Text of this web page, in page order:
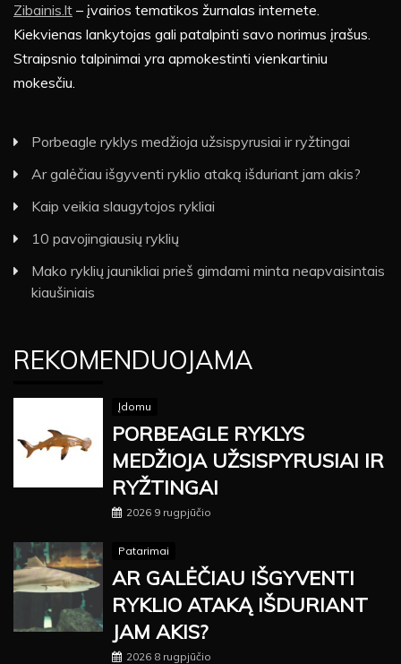
Zibainis.lt – įvairios tematikos žurnalas internete.
Kiekvienas lankytojas gali patalpinti savo norimus įrašus.
Straipsnio talpinimai yra apmokestinti vienkartiniu
mokesčiu.
Porbeagle ryklys medžioja užsispyrusiai ir ryžtingai
Ar galėčiau išgyventi ryklio ataką išduriant jam akis?
Kaip veikia slaugytojos rykliai
10 pavojingiausių ryklių
Mako ryklių jaunikliai prieš gimdami minta neapvaisintais
kiaušiniais
REKOMENDUOJAMA
Įdomu
PORBEAGLE RYKLYS
MEDŽIOJA UŽSISPYRUSIAI IR
RYŽTINGAI
2026 9 rugpjūčio
Patarimai
AR GALĖČIAU IŠGYVENTI
RYKLIO ATAKĄ IŠDURIANT
JAM AKIS?
2026 8 rugpjūčio